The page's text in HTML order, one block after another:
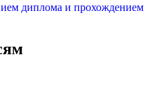
диплома и прохождением